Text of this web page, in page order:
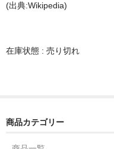
(出典:Wikipedia)
在庫状態 : 売り切れ
商品カテゴリー